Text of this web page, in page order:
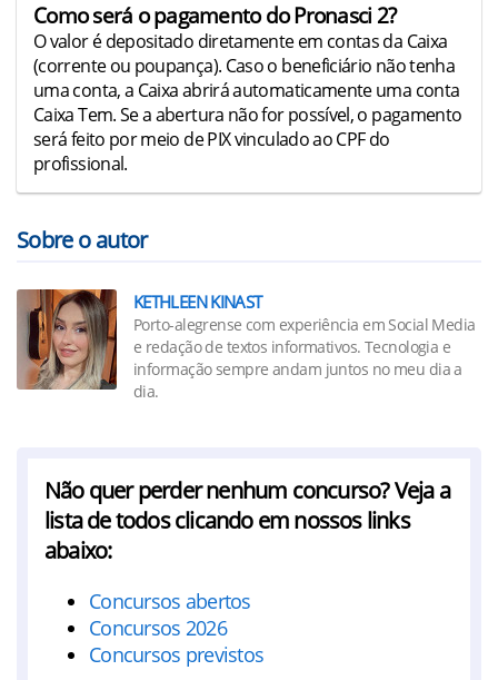
Como será o pagamento do Pronasci 2?
O valor é depositado diretamente em contas da Caixa
(corrente ou poupança). Caso o beneficiário não tenha
uma conta, a Caixa abrirá automaticamente uma conta
Caixa Tem. Se a abertura não for possível, o pagamento
será feito por meio de PIX vinculado ao CPF do
profissional.
Sobre o autor
KETHLEEN KINAST
Porto-alegrense com experiência em Social Media
e redação de textos informativos. Tecnologia e
informação sempre andam juntos no meu dia a
dia.
Não quer perder nenhum concurso? Veja a
lista de todos clicando em nossos links
abaixo:
Concursos abertos
Concursos 2026
Concursos previstos